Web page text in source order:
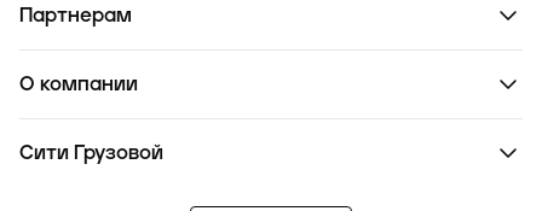
Партнерам
О компании
Сити Грузовой